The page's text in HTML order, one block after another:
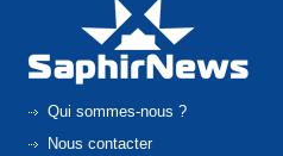
Qui sommes-nous ?
Nous contacter